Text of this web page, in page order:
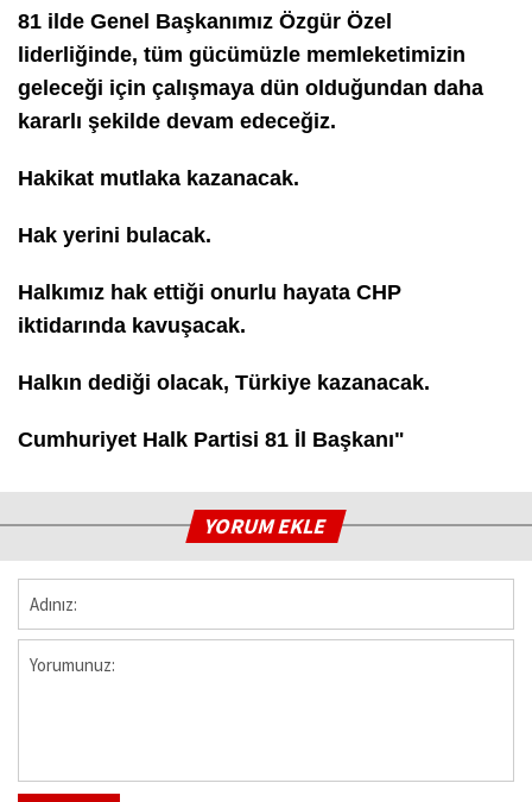
81 ilde Genel Başkanımız Özgür Özel
liderliğinde, tüm gücümüzle memleketimizin
geleceği için çalışmaya dün olduğundan daha
kararlı şekilde devam edeceğiz.
Hakikat mutlaka kazanacak.
Hak yerini bulacak.
Halkımız hak ettiği onurlu hayata CHP
iktidarında kavuşacak.
Halkın dediği olacak, Türkiye kazanacak.
Cumhuriyet Halk Partisi 81 İl Başkanı"
YORUM EKLE